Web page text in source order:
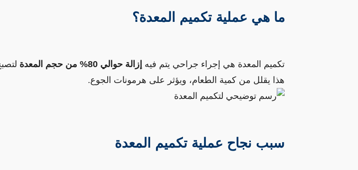
ما هي عملية تكميم المعدة؟
تكميم المعدة هي إجراء جراحي يتم فيه إزالة حوالي 80% من حجم المعدة
هذا يقلل من كمية الطعام، ويؤثر على هرمونات الجوع.
سبب نجاح عملية تكميم المعدة